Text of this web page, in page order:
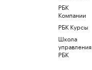
РБК
Компании
РБК Курсы
Школа
управления
РБК